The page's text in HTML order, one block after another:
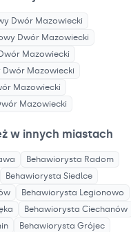
Dwór Mazowiecki
Dwór Mazowiecki
Mazowiecki
Dwór Mazowiecki
Mazowiecki
Mazowiecki
w innych miastach
Behawiorysta Radom
Behawiorysta Siedlce
Behawiorysta Legionowo
Behawiorysta Ciechanów
Behawiorysta Grójec